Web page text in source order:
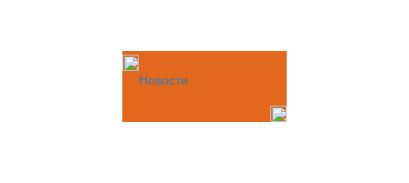
Новости